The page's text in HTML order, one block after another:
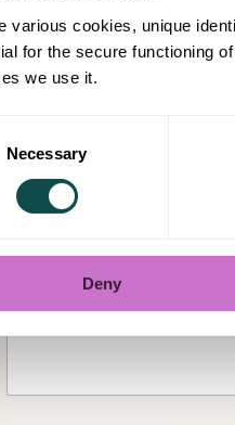
various cookies, unique
for the secure functioning
we use it.
Necessary
Deny
Jätä
Koskeeko asiasi
Ethän lisää tähän